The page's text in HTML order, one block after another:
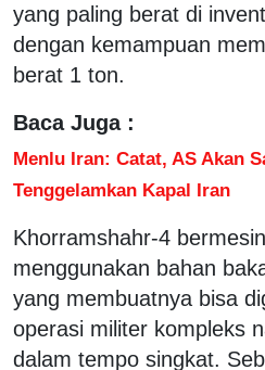
yang paling berat di
dengan kemampuan
berat 1 ton.
Baca Juga :
Menlu Iran: Catat, AS Akan
Tenggelamkan Kapal Iran
Khorramshahr-4
menggunakan bahan
yang membuatnya bisa
operasi militer kompleks
dalam tempo singkat.